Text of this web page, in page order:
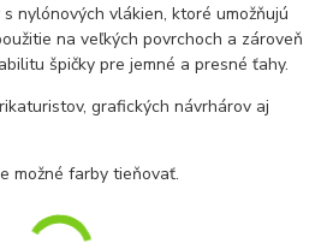
nylónových vlákien, ktoré umožňujú
na veľkých povrchoch a zároveň
špičky pre jemné a presné ťahy.
grafických návrhárov aj
možné farby tieňovať.